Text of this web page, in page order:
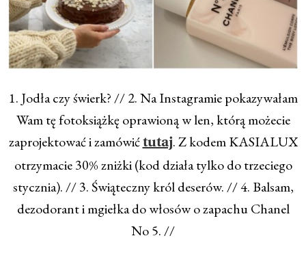
1. Jodła czy świerk? // 2. Na Instagramie pokazywałam
Wam tę fotoksiążkę oprawioną w len, którą możecie
zaprojektować i zamówić tutaj. Z kodem KASIALUX
otrzymacie 30% zniżki (kod działa tylko do trzeciego
stycznia). // 3. Świąteczny król deserów. // 4. Balsam,
dezodorant i mgiełka do włosów o zapachu Chanel
No 5. //